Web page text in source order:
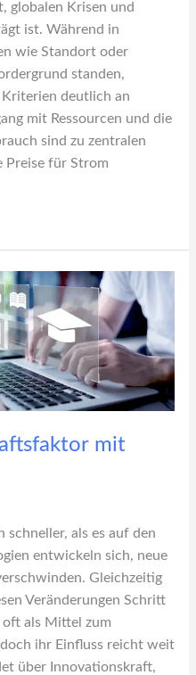
globalen Krisen und
ist. Während in
wie Standort oder
standen,
deutlich an
mit Ressourcen und die
sind zu zentralen
Preise für Strom
mit
schneller, als es auf den
entwickeln sich, neue
Gleichzeitig
Veränderungen Schritt
als Mittel zum
ihr Einfluss reicht weit
über Innovationskraft,